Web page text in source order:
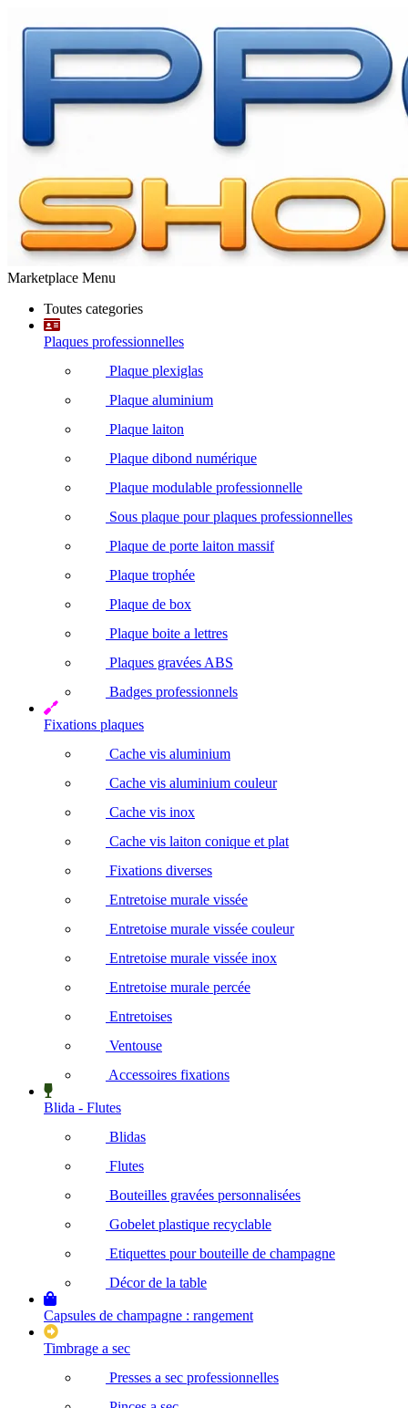
Marketplace Menu
Toutes categories
Plaques professionnelles
Plaque plexiglas
Plaque aluminium
Plaque laiton
Plaque dibond numérique
Plaque modulable professionnelle
Sous plaque pour plaques professionnelles
Plaque de porte laiton massif
Plaque trophée
Plaque de box
Plaque boite a lettres
Plaques gravées ABS
Badges professionnels
Fixations plaques
Cache vis aluminium
Cache vis aluminium couleur
Cache vis inox
Cache vis laiton conique et plat
Fixations diverses
Entretoise murale vissée
Entretoise murale vissée couleur
Entretoise murale vissée inox
Entretoise murale percée
Entretoises
Ventouse
Accessoires fixations
Blida - Flutes
Blidas
Flutes
Bouteilles gravées personnalisées
Gobelet plastique recyclable
Etiquettes pour bouteille de champagne
Décor de la table
Capsules de champagne : rangement
Timbrage a sec
Presses a sec professionnelles